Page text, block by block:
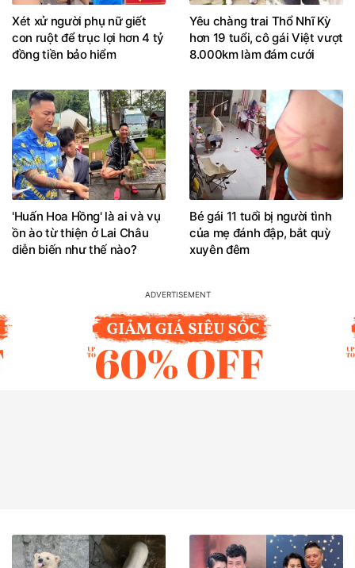
Xét xử người phụ nữ giết
con ruột để trục lợi hơn 4 tỷ
đồng tiền bảo hiểm
Yêu chàng trai Thổ Nhĩ Kỳ
hơn 19 tuổi, cô gái Việt vượt
8.000km làm đám cưới
'Huấn Hoa Hồng' là ai và vụ
ồn ào từ thiện ở Lai Châu
diễn biến như thế nào?
Bé gái 11 tuổi bị người tình
của mẹ đánh đập, bắt quỳ
xuyên đêm